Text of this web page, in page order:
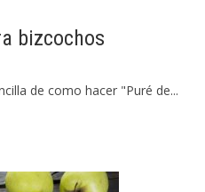
bizcochos
de como hacer "Puré de...